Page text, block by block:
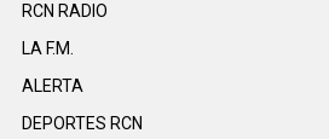
RCN RADIO
LA F.M.
ALERTA
DEPORTES RCN